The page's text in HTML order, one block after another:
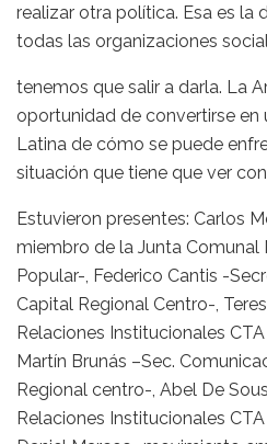
realizar otra política. Esa es la
todas las organizaciones
tenemos que salir a darla. La
oportunidad de convertirse en
Latina de cómo se puede
situación que tiene que ver
Estuvieron presentes: Carlos
miembro de la Junta Comunal
Popular-, Federico Cantis -
Capital Regional Centro-,
Relaciones Institucionales
Martín Brunás –Sec.
Regional centro-, Abel De
Relaciones Institucionales